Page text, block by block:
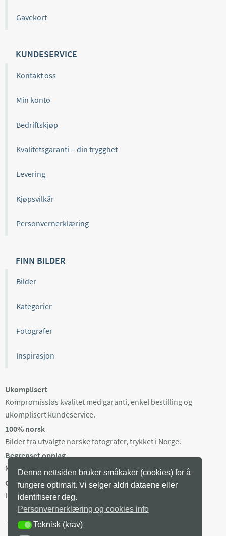
Gavekort
KUNDESERVICE
Kontakt oss
Min konto
Bedriftskjøp
Kvalitetsgaranti – din trygghet
Levering
Kjøpsvilkår
Personvernerklæring
FINN BILDER
Bilder
Kategorier
Fotografer
Inspirasjon
Ukomplisert
Kompromissløs kvalitet med garanti, enkel bestilling og
ukomplisert kundeservice.
100% norsk
Bilder fra utvalgte norske fotografer, trykket i Norge.
Begrenset opplag
Maks 100 eksemplarer av hvert bilde, trykket på bestilling.
Gratis frakt i Norge
Ingen minstepris. Produksjonstid 3-8 arb dager + levering.
Denne nettsiden bruker småkaker (cookies) for å
fungere optimalt. Vi selger aldri dataene eller
identifiserer deg.
Personvernerklæring og cookies info
TEKNISK (KRAV)
Teknisk (krav)